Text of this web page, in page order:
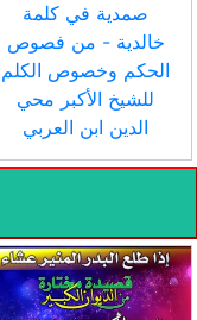
صمدية في كلمة
خالدية - من فصوص
الحكم وخصوص الكلم
للشيخ الأكبر محي
الدين ابن العربي